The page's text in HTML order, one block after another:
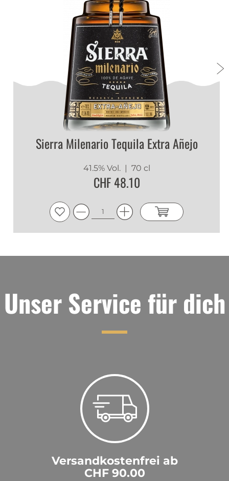
Sierra Milenario Tequila Extra Añejo
41.5% Vol. | 70 cl
CHF 48.10
Unser Service für dich
Versandkostenfrei ab
CHF 90.00